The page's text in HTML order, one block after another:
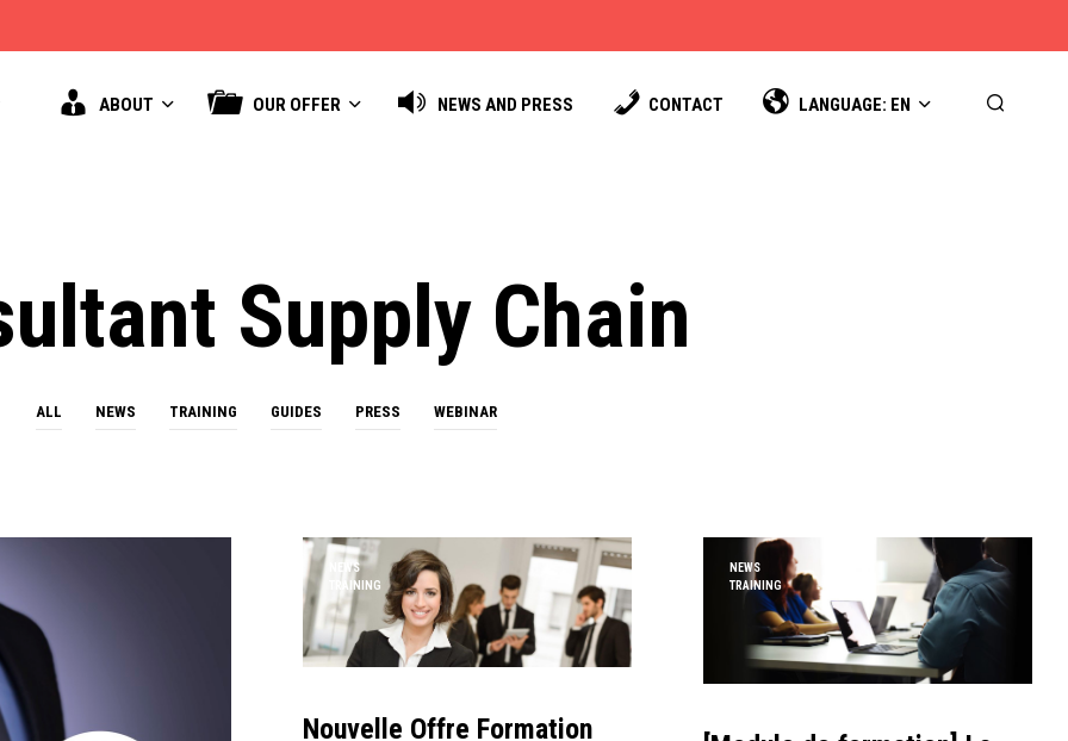
ABOUT OUR OFFER NEWS AND PRESS CONTACT LANGUAGE: EN
Supply Chain
ALL NEWS TRAINING GUIDES PRESS WEBINAR
NEWS
TRAINING
Nouvelle Offre Formation
NEWS
TRAINING